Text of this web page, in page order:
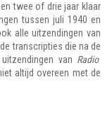
twee of drie jaar klaar
tussen juli 1940 en
alle uitzendingen van
transcripties die na de
van Radio
altijd overeen met de